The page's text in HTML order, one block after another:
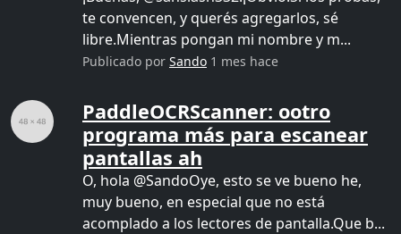
te convencen, y querés agregarlos, sé
libre.Mientras pongan mi nombre y m...
Publicado por Sando 1 mes hace
PaddleOCRScanner: ootro
programa más para escanear
pantallas ah
O, hola @SandoOye, esto se ve bueno he,
muy bueno, en especial que no está
acomplado a los lectores de pantalla.Que b...